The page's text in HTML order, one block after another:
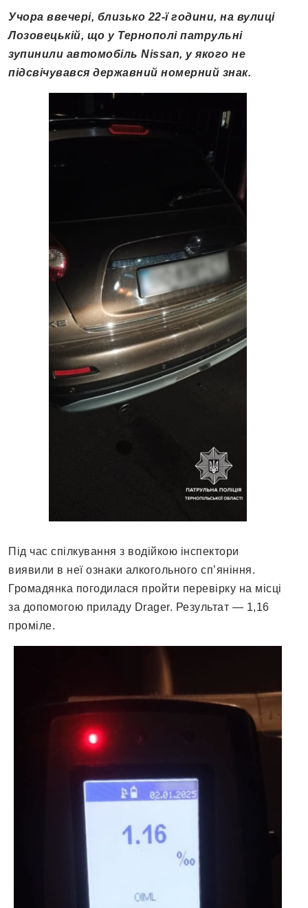
Учора ввечері, близько 22-ї години, на вулиці
Лозовецькій, що у Тернополі патрульні
зупинили автомобіль Nissan, у якого не
підсвічувався державний номерний знак.
Під час спілкування з водійкою інспектори
виявили в неї ознаки алкогольного сп’яніння.
Громадянка погодилася пройти перевірку на місці
за допомогою приладу Drager. Результат — 1,16
проміле.